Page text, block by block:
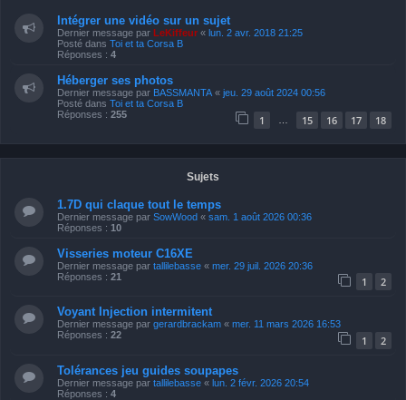
Intégrer une vidéo sur un sujet
Dernier message par LeKiffeur « lun. 2 avr. 2018 21:25
Posté dans Toi et ta Corsa B
Réponses : 4
Héberger ses photos
Dernier message par BASSMANTA « jeu. 29 août 2024 00:56
Posté dans Toi et ta Corsa B
Réponses : 255 1 15 16 17 18
Sujets
1.7D qui claque tout le temps
Dernier message par SowWood « sam. 1 août 2026 00:36
Réponses : 10
Visseries moteur C16XE
Dernier message par tallilebasse « mer. 29 juil. 2026 20:36
Réponses : 21 1 2
Voyant Injection intermitent
Dernier message par gerardbrackam « mer. 11 mars 2026 16:53
Réponses : 22 1 2
Tolérances jeu guides soupapes
Dernier message par tallilebasse « lun. 2 févr. 2026 20:54
Réponses : 4